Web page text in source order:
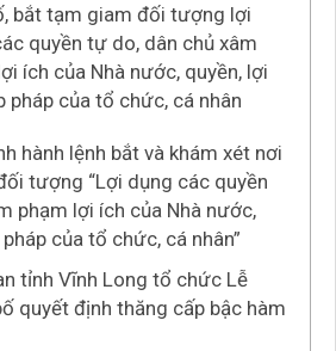
bắt tạm giam đối tượng lợi
quyền tự do, dân chủ xâm
ích của Nhà nước, quyền, lợi
pháp của tổ chức, cá nhân
hành lệnh bắt và khám xét nơi
tượng “Lợi dụng các quyền
phạm lợi ích của Nhà nước,
của tổ chức, cá nhân”
tỉnh Vĩnh Long tổ chức Lễ
quyết định thăng cấp bậc hàm